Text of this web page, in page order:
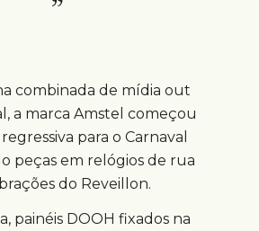
combinada de mídia out
a marca Amstel começou
para o Carnaval
peças em relógios de rua
do Reveillon.
painéis DOOH fixados na